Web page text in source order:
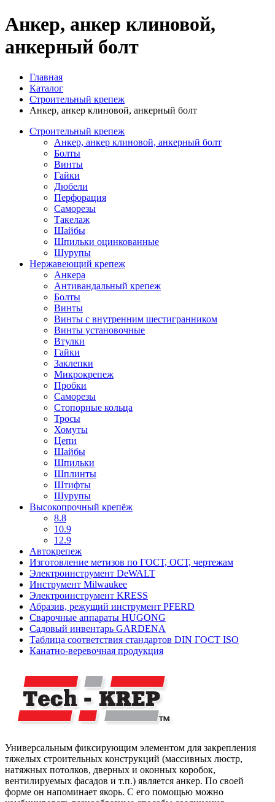
Анкер, анкер клиновой,
анкерный болт
Главная
Каталог
Строительный крепеж
Анкер, анкер клиновой, анкерный болт
Строительный крепеж
Анкер, анкер клиновой, анкерный болт
Болты
Винты
Гайки
Дюбели
Перфорация
Саморезы
Такелаж
Шайбы
Шпильки оцинкованные
Шурупы
Нержавеющий крепеж
Анкера
Антивандальный крепеж
Болты
Винты
Винты с внутренним шестигранником
Винты установочные
Втулки
Гайки
Заклепки
Микрокрепеж
Пробки
Саморезы
Стопорные кольца
Тросы
Хомуты
Цепи
Шайбы
Шпильки
Шплинты
Штифты
Шурупы
Высокопрочный крепёж
8.8
10.9
12.9
Автокрепеж
Изготовление метизов по ГОСТ, ОСТ, чертежам
Электроинструмент DeWALT
Инструмент Milwaukee
Электроинструмент KRESS
Абразив, режущий инструмент PFERD
Сварочные аппараты HUGONG
Садовый инвентарь GARDENA
Таблица соответствия стандартов DIN ГОСТ ISO
Канатно-веревочная продукция
Универсальным фиксирующим элементом для закрепления
тяжелых строительных конструкций (массивных люстр,
натяжных потолков, дверных и оконных коробок,
вентилируемых фасадов и т.п.) является анкер. По своей
форме он напоминает якорь. С его помощью можно